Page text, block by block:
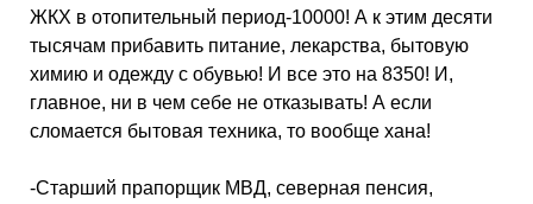
ЖКХ в отопительный период-10000! А к этим десяти
тысячам прибавить питание, лекарства, бытовую
химию и одежду с обувью! И все это на 8350! И,
главное, ни в чем себе не отказывать! А если
сломается бытовая техника, то вообще хана!
-Старший прапорщик МВД, северная пенсия,